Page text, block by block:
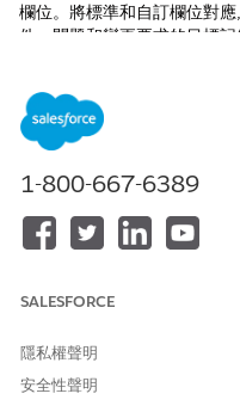
欄位。將標準和自訂欄位對
件、問題和變更要求的目標
定,您可以根據組織的需求編
進入「設定」,在「快速」
設定 」。
在「IT 服務組態」頁面上,
在「建立自動填入組態」
在「自動填入組態」頁面
若要新增或更新對應,請從
需要完成的欄位。
1-800-667-6389
SALESFORCE
隱私權聲明
安全性聲明